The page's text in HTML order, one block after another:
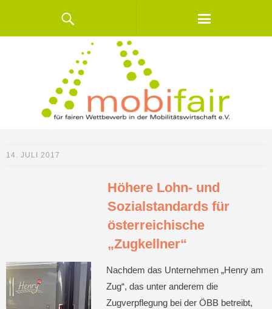
14. JULI 2017
Höhere Lohn- und
Sozialstandards für
österreichische
„Zugkellner“
Nachdem das Unternehmen „Henry am
Zug“, das unter anderem die
Zugverpflegung bei der ÖBB betreibt,